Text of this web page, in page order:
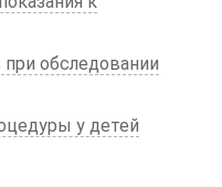
обследовании
у детей